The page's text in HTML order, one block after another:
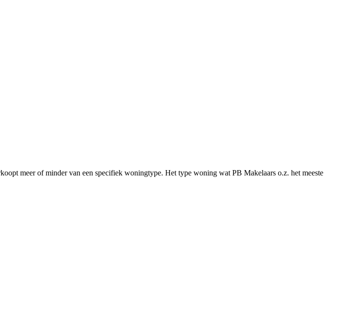
meer of minder van een specifiek woningtype. Het type woning wat PB Makelaars o.z. het meeste